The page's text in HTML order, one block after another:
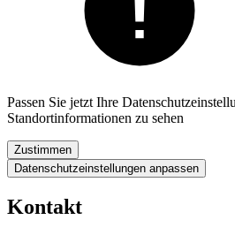
Passen Sie jetzt Ihre
Standortinformationen zu sehen
Zustimmen
Datenschutzeinstellungen anpassen
Kontakt